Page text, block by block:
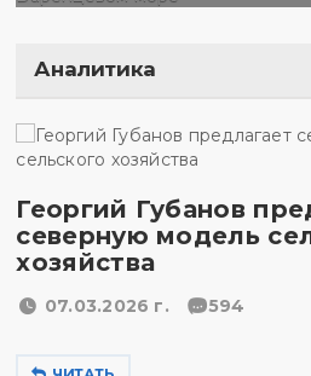
Аналитика
Георгий Губанов
северную модель
хозяйства
07.03.2026 г. 594